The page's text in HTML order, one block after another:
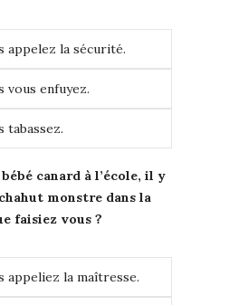
appelez la sécurité.
vous enfuyez.
tabassez.
canard à l’école, il y
monstre dans la
faisiez vous ?
appeliez la maîtresse.